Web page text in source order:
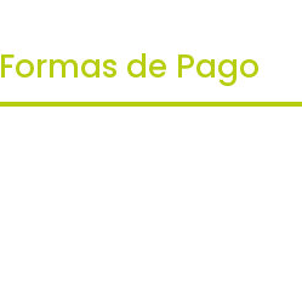
Formas de Pago